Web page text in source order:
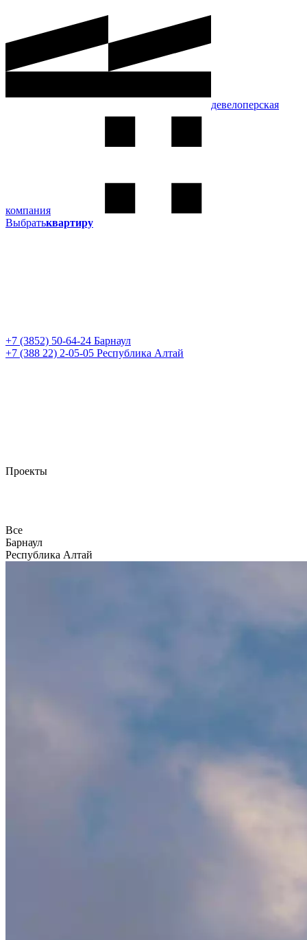
девелоперская
компания
Выбратьквартиру
+7 (3852) 50-64-24 Барнаул
+7 (388 22) 2-05-05 Республика Алтай
Проекты
Все
Барнаул
Республика Алтай